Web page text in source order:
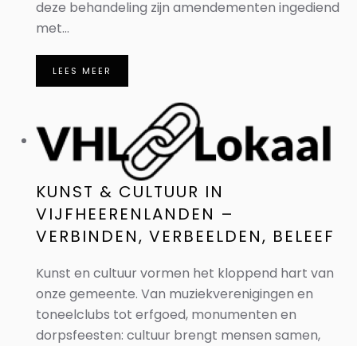
deze behandeling zijn amendementen ingediend
met...
LEES MEER
KUNST & CULTUUR IN
VIJFHEERENLANDEN –
VERBINDEN, VERBEELDEN, BELEEF
Kunst en cultuur vormen het kloppend hart van
onze gemeente. Van muziekverenigingen en
toneelclubs tot erfgoed, monumenten en
dorpsfeesten: cultuur brengt mensen samen,